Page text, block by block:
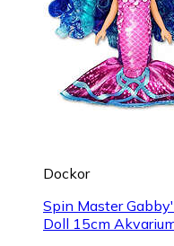
Dockor
Spin Master
Doll 15cm